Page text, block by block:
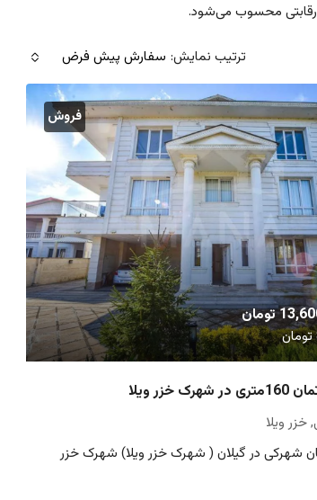
رقابتی محسوب می‌شود.
ترتیب نمایش: سفارش پیش فرض
فروش
تومان
خزر ویلا
خزر ویلا
شهرکی در گیلان ( شهرک خزر ویلا) شهرک خزر